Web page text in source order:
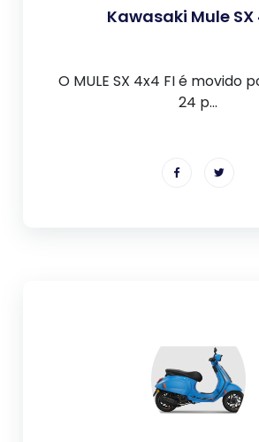
Kawasaki Mule SX
O MULE SX 4x4 FI é movido
24 p...